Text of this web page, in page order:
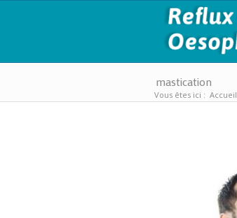
mastication
Vous êtes ici : Accueil